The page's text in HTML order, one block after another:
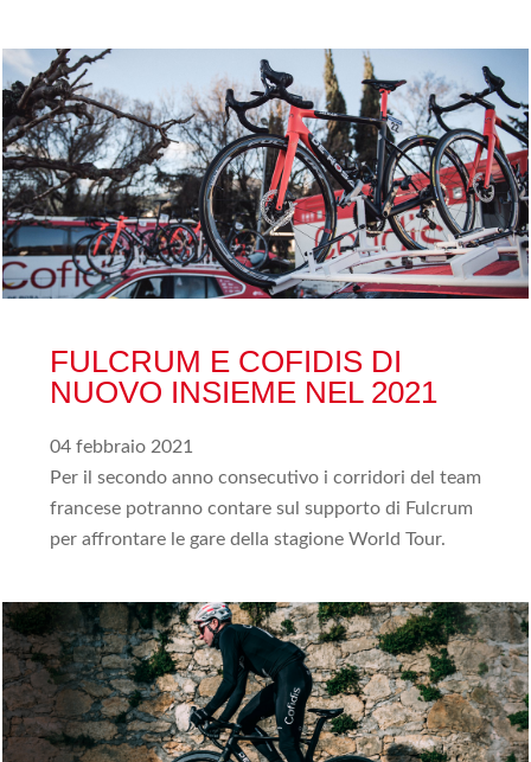
FULCRUM E COFIDIS DI
NUOVO INSIEME NEL 2021
04 febbraio 2021
Per il secondo anno consecutivo i corridori del team
francese potranno contare sul supporto di Fulcrum
per affrontare le gare della stagione World Tour.